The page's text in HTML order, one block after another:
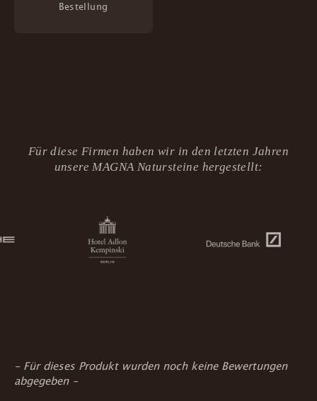
Bestellung
Für diese Firmen haben wir in den letzten Jahren
unsere MAGNA Natursteine hergestellt:
- Für dieses Produkt wurden noch keine Bewertungen
abgegeben -
New content loaded